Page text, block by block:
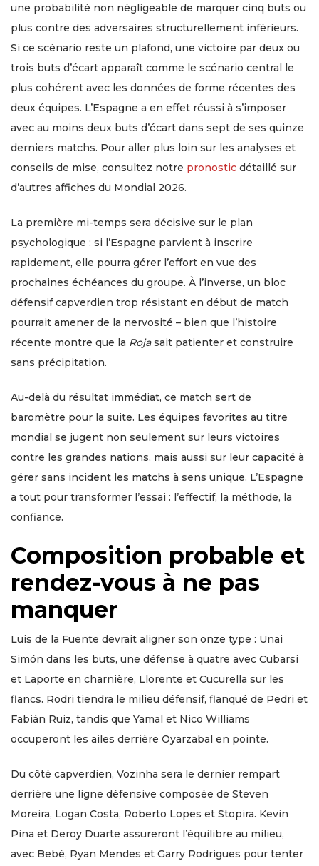
une probabilité non négligeable de marquer cinq buts ou
plus contre des adversaires structurellement inférieurs.
Si ce scénario reste un plafond, une victoire par deux ou
trois buts d’écart apparaît comme le scénario central le
plus cohérent avec les données de forme récentes des
deux équipes. L’Espagne a en effet réussi à s’imposer
avec au moins deux buts d’écart dans sept de ses quinze
derniers matchs. Pour aller plus loin sur les analyses et
conseils de mise, consultez notre pronostic détaillé sur
d’autres affiches du Mondial 2026.
La première mi-temps sera décisive sur le plan
psychologique : si l’Espagne parvient à inscrire
rapidement, elle pourra gérer l’effort en vue des
prochaines échéances du groupe. À l’inverse, un bloc
défensif capverdien trop résistant en début de match
pourrait amener de la nervosité – bien que l’histoire
récente montre que la Rojasait patienter et construire
sans précipitation.
Au-delà du résultat immédiat, ce match sert de
baromètre pour la suite. Les équipes favorites au titre
mondial se jugent non seulement sur leurs victoires
contre les grandes nations, mais aussi sur leur capacité à
gérer sans incident les matchs à sens unique. L’Espagne
a tout pour transformer l’essai : l’effectif, la méthode, la
confiance.
Composition probable et
rendez-vous à ne pas
manquer
Luis de la Fuente devrait aligner son onze type : Unai
Simón dans les buts, une défense à quatre avec Cubarsi
et Laporte en charnière, Llorente et Cucurella sur les
flancs. Rodri tiendra le milieu défensif, flanqué de Pedri et
Fabián Ruiz, tandis que Yamal et Nico Williams
occuperont les ailes derrière Oyarzabal en pointe.
Du côté capverdien, Vozinha sera le dernier rempart
derrière une ligne défensive composée de Steven
Moreira, Logan Costa, Roberto Lopes et Stopira. Kevin
Pina et Deroy Duarte assureront l’équilibre au milieu,
avec Bebé, Ryan Mendes et Garry Rodrigues pour tenter